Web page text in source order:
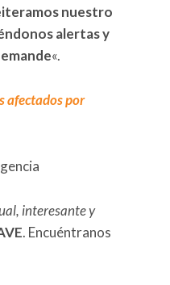
nuestro
alertas y
«.
afectados por
interesante y
. Encuéntranos